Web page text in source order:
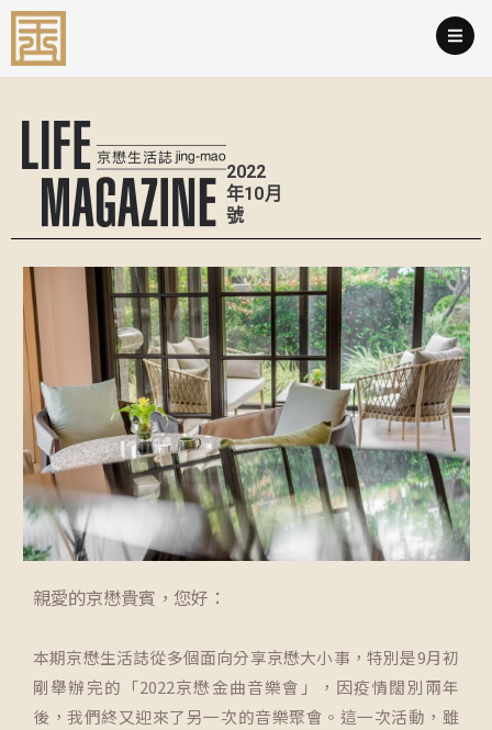
跳
主
2022
年10月
號
親愛的京懋貴賓，您好：
本期京懋生活誌從多個面向分享京懋大小事，特別是9月初
剛舉辦完的「2022京懋金曲音樂會」，因疫情闊別兩年
後，我們終又迎來了另一次的音樂聚會。這一次活動，雖